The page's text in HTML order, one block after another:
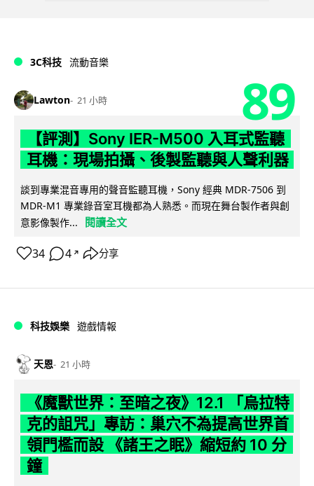
3C科技 流動音樂
Lawton 21 小時 89
【評測】Sony IER-M500 入耳式監聽
耳機：現場拍攝、後製監聽與人聲利器
談到專業混音專用的聲音監聽耳機，Sony 經典 MDR-7506 到
MDR-M1 專業錄音室耳機都為人熟悉。而現在舞台製作者與創
意影像製作...
閱讀全文
34 4 ↗ 分享
科技娛樂 遊戲情報
天恩 21 小時
《魔獸世界：至暗之夜》12.1 「烏拉特
克的詛咒」專訪：巢穴不為提高世界首
領門檻而設 《諸王之眠》縮短約 10 分
鐘